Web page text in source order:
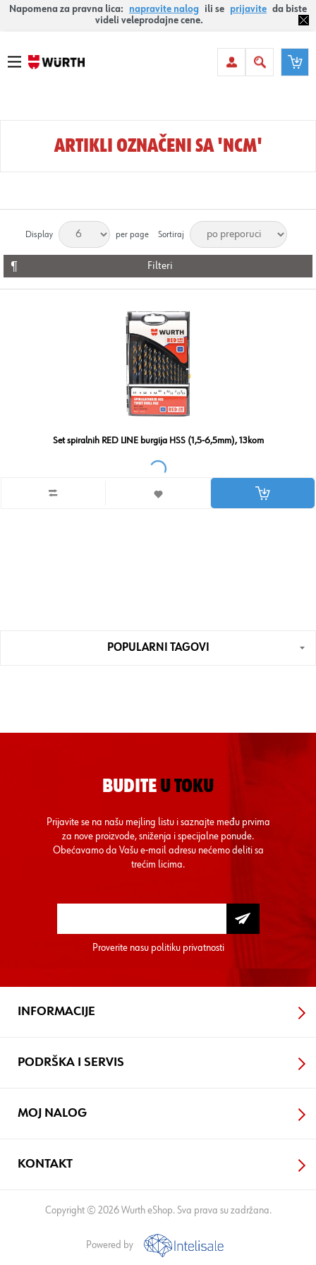
Napomena za pravna lica: napravite nalog ili se prijavite da biste
videli veleprodajne cene.
ARTIKLI OZNAČENI SA 'NCM'
Display per page Sortiraj
Filteri
Set spiralnih RED LINE burgija HSS (1,5-6,5mm), 13kom
POPULARNI TAGOVI
BUDITE U TOKU
Prijavite se na našu mejling listu i saznajte među prvima
za nove proizvode, sniženja i specijalne ponude.
Obećavamo da Vašu e-mail adresu nećemo deliti sa
trećim licima.
Proverite nasu politiku privatnosti
INFORMACIJE
PODRŠKA I SERVIS
MOJ NALOG
KONTAKT
Copyright © 2026 Wurth eShop. Sva prava su zadržana.
Powered by